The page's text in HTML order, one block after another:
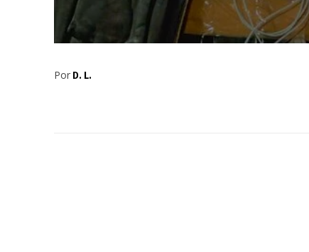
Por D. L.